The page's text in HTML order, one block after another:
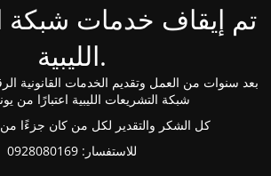
تم إيقاف خدمات شبكة
الليبية.
بعد سنوات من العمل وتقديم الخدمات القانونية
شبكة التشريعات الليبية اعتبارًا من يونيو
كل الشكر والتقدير لكل من كان جزءًا من
للاستفسار: 0928080169